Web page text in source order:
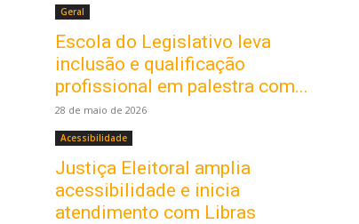
Geral
Escola do Legislativo leva
inclusão e qualificação
profissional em palestra com...
28 de maio de 2026
Acessibilidade
Justiça Eleitoral amplia
acessibilidade e inicia
atendimento com Libras